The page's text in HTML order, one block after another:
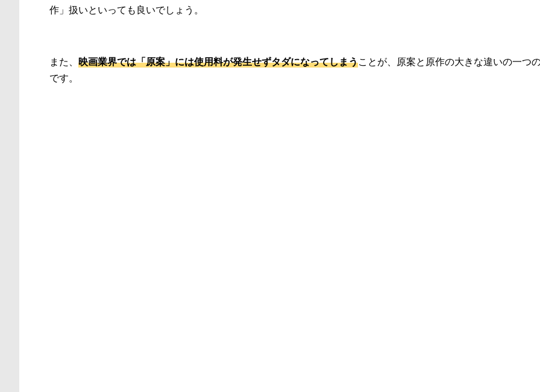
作」扱いといっても良いでしょう。
また、 映画業界では「原案」には使用料が発生せずタダになってしまうことが、原案と原作の大きな違いの一つ
です。